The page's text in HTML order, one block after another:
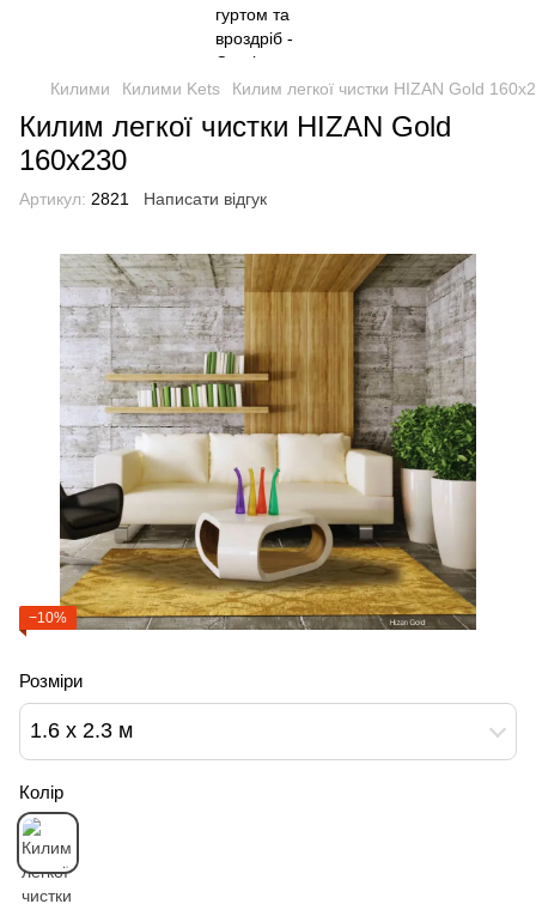
Килими Килими Kets Килим легкої чистки HIZAN Gold
Килим легкої чистки HIZAN Gold
160x230
Артикул: 2821 Написати відгук
−10%
Розміри
1.6 х 2.3 м
Колір